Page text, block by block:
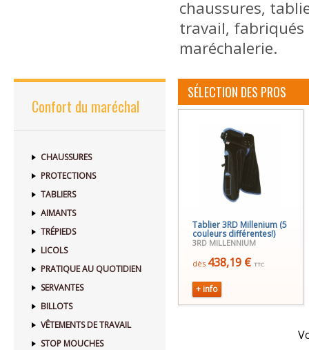
chaussures,
travail, fabriqués
maréchalerie.
Confort du maréchal
CHAUSSURES
PROTECTIONS
TABLIERS
AIMANTS
TRÉPIEDS
LICOLS
PRATIQUE AU QUOTIDIEN
SERVANTES
BILLOTS
VÊTEMENTS DE TRAVAIL
STOP MOUCHES
SÉLECTION DES PROS
Tablier 3RD Millenium (5
couleurs différentes!)
3RD MILLENNIUM
dès 438,19 € TTC
+ info